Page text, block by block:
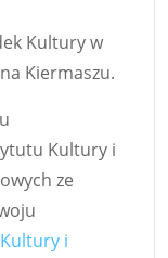
Kultury w
Kiermaszu.
Kultury i
ze
i